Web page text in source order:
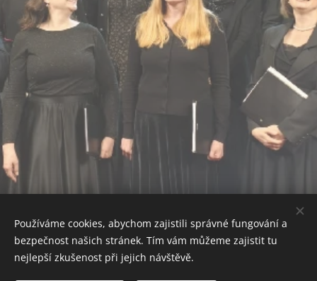
Používáme cookies, abychom zajistili správné fungování a
bezpečnost našich stránek. Tím vám můžeme zajistit tu
nejlepší zkušenost při jejich návštěvě.